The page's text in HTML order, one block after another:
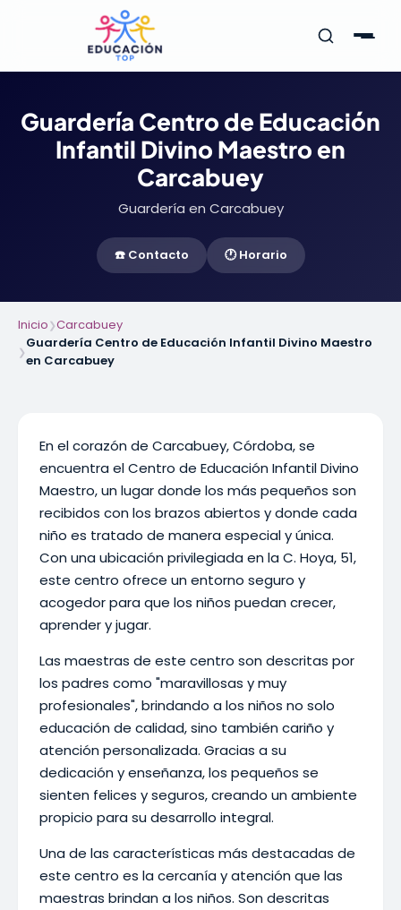
Guardería Centro de Educación
Infantil Divino Maestro en
Carcabuey
Guardería en Carcabuey
☎️ Contacto 🕐 Horario
Inicio❯Carcabuey
❯
Guardería Centro de Educación Infantil Divino Maestro
en Carcabuey
En el corazón de Carcabuey, Córdoba, se
encuentra el Centro de Educación Infantil Divino
Maestro, un lugar donde los más pequeños son
recibidos con los brazos abiertos y donde cada
niño es tratado de manera especial y única.
Con una ubicación privilegiada en la C. Hoya, 51,
este centro ofrece un entorno seguro y
acogedor para que los niños puedan crecer,
aprender y jugar.
Las maestras de este centro son descritas por
los padres como "maravillosas y muy
profesionales", brindando a los niños no solo
educación de calidad, sino también cariño y
atención personalizada. Gracias a su
dedicación y enseñanza, los pequeños se
sienten felices y seguros, creando un ambiente
propicio para su desarrollo integral.
Una de las características más destacadas de
este centro es la cercanía y atención que las
maestras brindan a los niños. Son descritas